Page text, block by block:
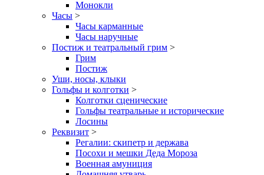
Монокли
Часы >
Часы карманные
Часы наручные
Постиж и театральный грим >
Грим
Постиж
Уши, носы, клыки
Гольфы и колготки >
Колготки сценические
Гольфы театральные и исторические
Лосины
Реквизит >
Регалии: скипетр и держава
Посохи и мешки Деда Мороза
Военная амуниция